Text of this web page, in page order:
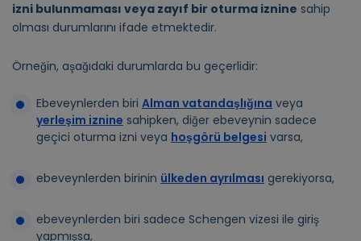
izni bulunmaması veya zayıf bir oturma iznine sahip
olması durumlarını ifade etmektedir.
Örneğin, aşağıdaki durumlarda bu geçerlidir:
Ebeveynlerden biri Alman vatandaşlığına veya
yerleşim iznine sahipken, diğer ebeveynin sadece
geçici oturma izni veya hoşgörü belgesi varsa,
ebeveynlerden birinin ülkeden ayrılması gerekiyorsa,
ebeveynlerden biri sadece Schengen vizesi ile giriş
yapmışsa,